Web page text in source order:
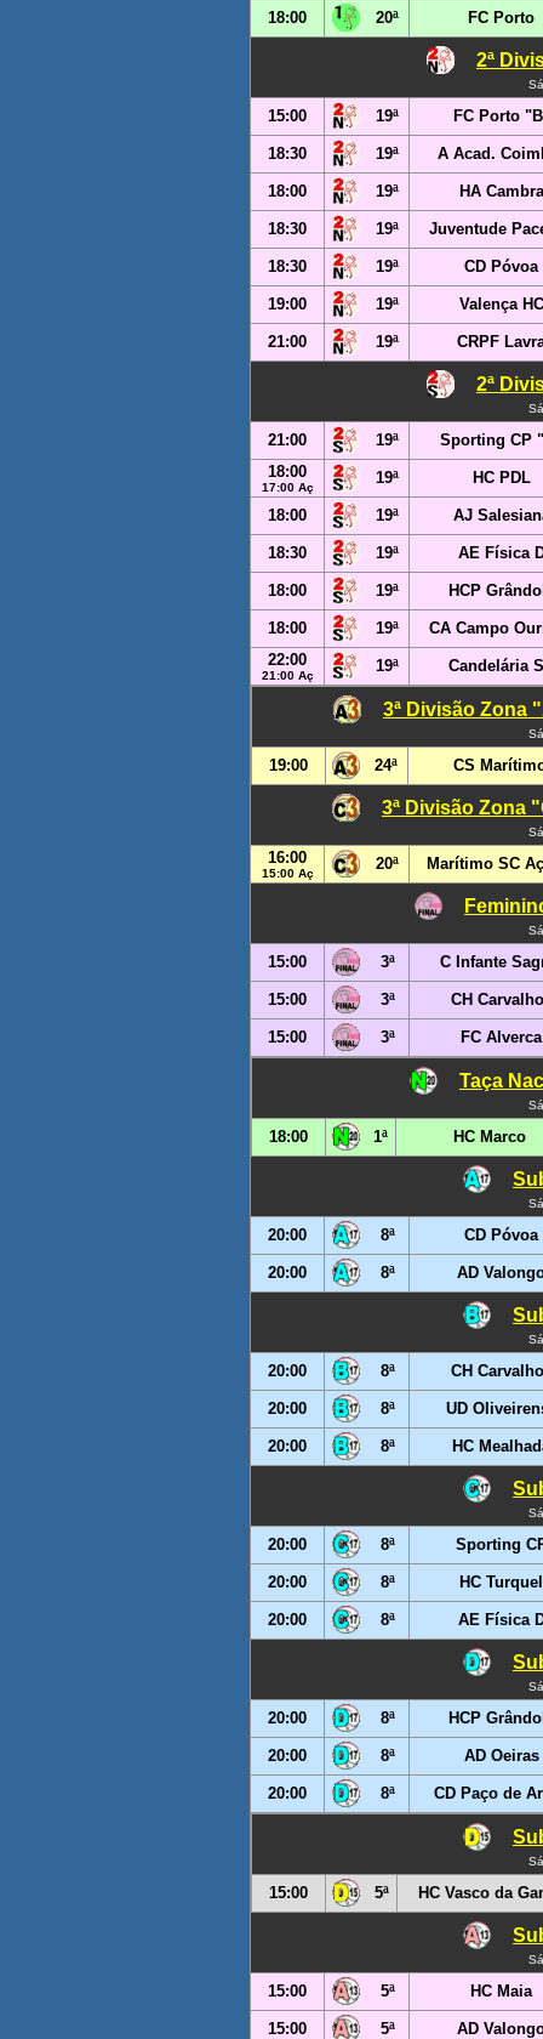
18:00 20ª FC Porto
2ª
15:00 19ª FC Porto
18:30 19ª A Acad.
18:00 19ª HA Cambra
18:30 19ª Juventude
18:30 19ª CD Póvoa
19:00 19ª Valença HC
21:00 19ª CRPF
2ª
21:00 19ª
Sporting CP
18:00
17:00 Aç
19ª HC PDL
18:00 19ª AJ
18:30 19ª AE Física
18:00 19ª HCP
18:00 19ª
CA Campo
22:00
21:00 Aç
19ª Candelária
3ª Divisão Zona
19:00 24ª CS
3ª Divisão Zona
16:00
15:00 Aç
20ª Marítimo SC
15:00 3ª C Infante
15:00 3ª CH
15:00 3ª FC Alverca
Taça
18:00 1ª HC Marco
20:00 8ª CD Póvoa
20:00 8ª AD
20:00 8ª CH
20:00 8ª UD
20:00 8ª HC
20:00 8ª Sporting
20:00 8ª HC Turquel
20:00 8ª AE Física
20:00 8ª HCP
20:00 8ª AD Oeiras
20:00 8ª CD Paço de
15:00 5ª HC Vasco da
15:00 5ª HC Maia
15:00 5ª AD